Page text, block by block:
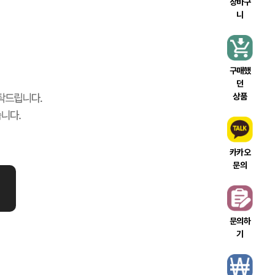
니
구매했
던
상품
카카오
문의
문의하
기